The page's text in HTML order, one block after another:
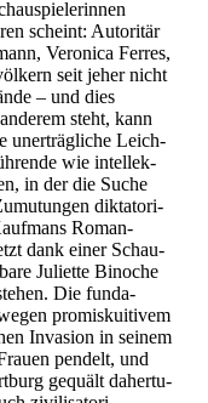
scheint: Autoritär
Veronica Ferres,
seit jeher nicht
– und dies
steht, kann
unerträg­liche Leich­
wie intel­lek­
in der die Suche
dikta­to­ri­
Roman-
dank einer Schau­
Juliette Binoche
Die funda­
promis­kui­tivem
Invasion in seinem
pendelt, und
gequält daher­tu­